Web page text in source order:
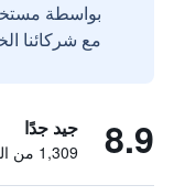
مع شركائنا
8.9 جيد جدًا
1,309 من التقييمات تم التحقق منها